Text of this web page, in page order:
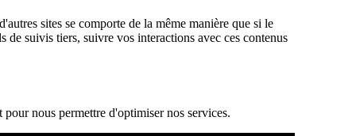
sites se comporte de la même manière que si le
de suivis tiers, suivre vos interactions avec ces contenus
nous permettre d'optimiser nos services.